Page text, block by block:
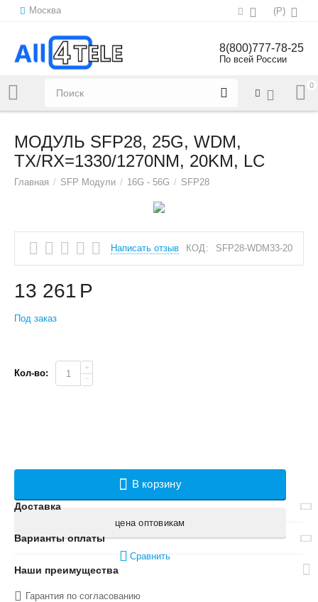
Москва (Р)
Напишите нам:sales@all4tele.com
8(800)777-78-25
По всей России
0
МОДУЛЬ SFP28, 25G, WDM,
TX/RX=1330/1270NM, 20KM, LC
Главная / SFP Модули / 16G - 56G / SFP28
Написать отзыв КОД: SFP28-WDM33-20
13 261 Р
Под заказ
Кол-во:
+
−
В корзину
цена оптовикам
Сравнить
Доставка
Варианты оплаты
Наши преимущества
Гарантия по согласованию